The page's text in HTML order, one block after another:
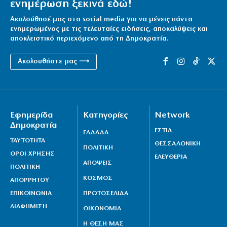
ενημέρωση ξεκινά εδώ!
Ακολούθησέ μας στα social media για να μένεις πάντα
ενημερωμένος με τις τελευταίες ειδήσεις, αποκαλύψεις και
αποκλειστικό περιεχόμενο από τη Δημοκρατία.
Ακολουθήστε μας ⟶
Εφημερίδα
Δημοκρατία
ΤΑΥΤΟΤΗΤΑ
ΟΡΟΙ ΧΡΗΣΗΣ
ΠΟΛΙΤΙΚΗ
ΑΠΟΡΡΗΤΟΥ
ΕΠΙΚΟΙΝΩΝΙΑ
ΔΙΑΦΗΜΙΣΗ
Κατηγορίες
ΕΛΛΑΔΑ
ΠΟΛΙΤΙΚΗ
ΑΠΟΨΕΙΣ
ΚΟΣΜΟΣ
ΠΡΩΤΟΣΕΛΙΔΑ
ΟΙΚΟΝΟΜΙΑ
Η ΘΕΣΗ ΜΑΣ
Network
ΕΣΤΙΑ
ΘΕΣΣΑΛΟΝΙΚΗ
ΕΛΕΥΘΕΡΙΑ